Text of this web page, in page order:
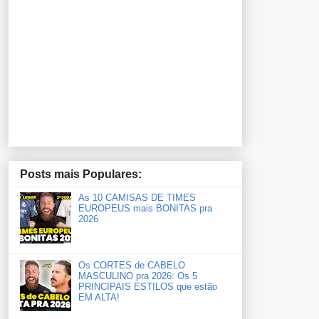
Posts mais Populares:
As 10 CAMISAS DE TIMES
EUROPEUS mais BONITAS pra
2026
Os CORTES de CABELO
MASCULINO pra 2026: Os 5
PRINCIPAIS ESTILOS que estão
EM ALTA!